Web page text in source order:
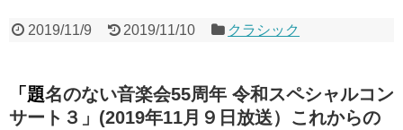
2019/11/9 2019/11/10 クラシック
「題名のない音楽会55周年 令和スペシャルコン
サート３」(2019年11月９日放送）これからの